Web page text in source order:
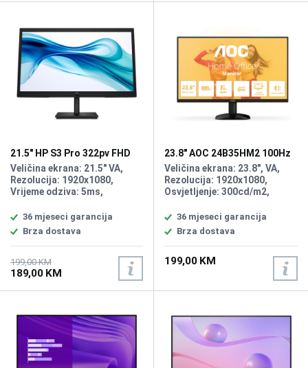
21.5" HP S3 Pro 322pv FHD
Display
Veličina ekrana: 21.5" VA,
Rezolucija: 1920x1080,
Vrijeme odziva: 5ms,
3000:1, Osvjetljenje: 200
cd/m2, Priključci: HDMI, VGA
36 mjeseci garancija
Brza dostava
199,00 KM
189,00 KM
23.8" AOC 24B35HM2 100Hz
Display
Veličina ekrana: 23.8", VA,
Rezolucija: 1920x1080,
Osvjetljenje: 300cd/m2,
Osvježenje: 100Hz, Priključci:
HDMI, VGA, Garancija 3
godine
36 mjeseci garancija
Brza dostava
199,00 KM